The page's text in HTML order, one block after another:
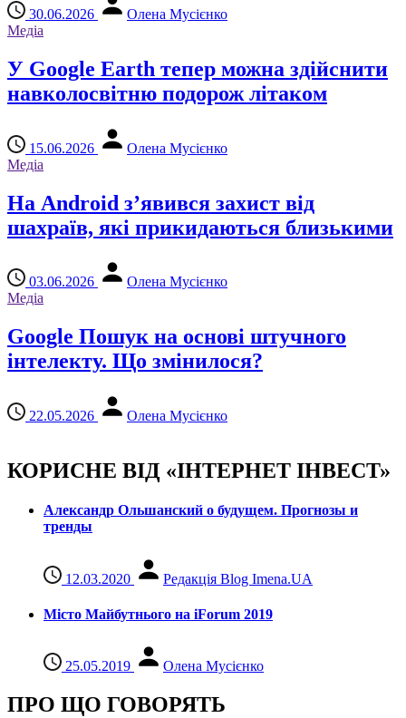
30.06.2026
Олена Мусієнко
Медіа
У Google Earth тепер можна здійснити
навколосвітню подорож літаком
15.06.2026
Олена Мусієнко
Медіа
На Android з’явився захист від
шахраїв, які прикидаються близькими
03.06.2026
Олена Мусієнко
Медіа
Google Пошук на основі штучного
інтелекту. Що змінилося?
22.05.2026 Олена Мусієнко
КОРИСНЕ ВІД «ІНТЕРНЕТ ІНВЕСТ»
Александр Ольшанский о будущем. Прогнозы и
тренды
12.03.2020 Редакція Blog Imena.UA
Місто Майбутнього на iForum 2019
25.05.2019 Олена Мусієнко
ПРО ЩО ГОВОРЯТЬ